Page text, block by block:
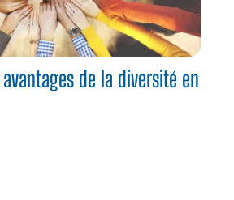
de la diversité en